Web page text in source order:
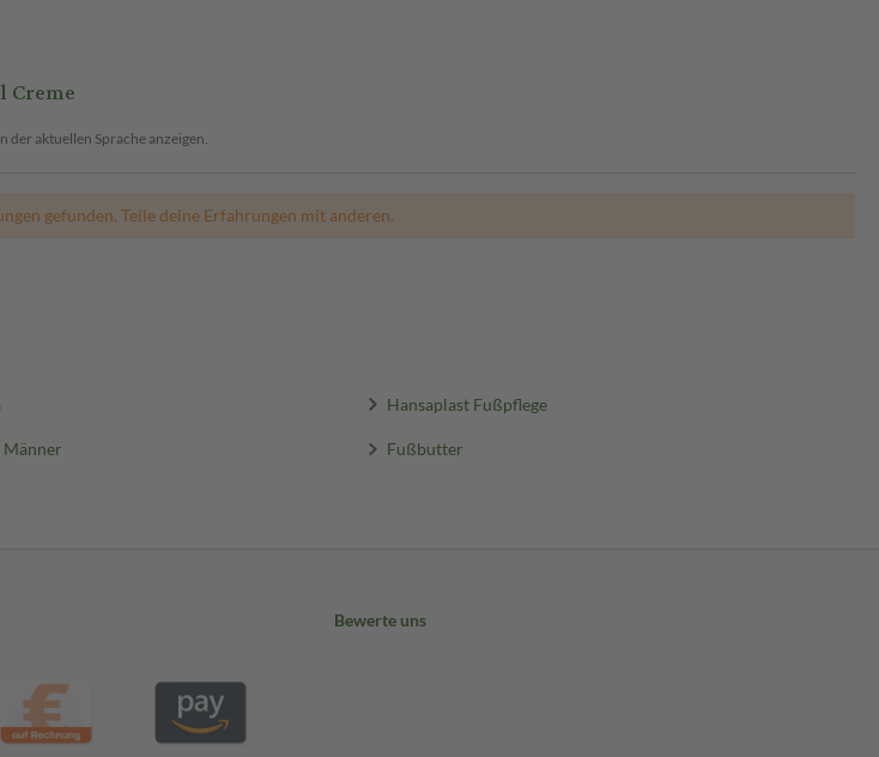
Creme
der aktuellen Sprache anzeigen.
gefunden. Teile deine Erfahrungen mit anderen.
Hansaplast Fußpflege
Männer Fußbutter
Bewerte uns